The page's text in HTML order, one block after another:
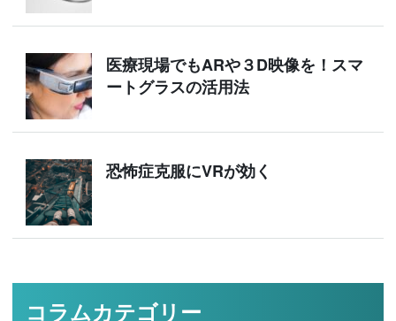
医療現場でもARや３D映像を！スマ
ートグラスの活用法
恐怖症克服にVRが効く
コラムカテゴリー